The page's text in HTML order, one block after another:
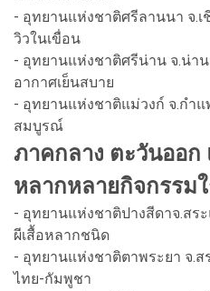
- อุทยานแห่งชาติศรีลานนา จ.เ
วิวในเขื่อน
- อุทยานแห่งชาติศรีน่าน จ.น่า
อากาศเย็นสบาย
- อุทยานแห่งชาติแม่วงก์ จ.กำ
สมบูรณ์
ภาคกลาง ตะวันออก
หลากหลายกิจกรรม
- อุทยานแห่งชาติปางสีดาจ.สร
ผีเสื้อหลากชนิด
- อุทยานแห่งชาติตาพระยา จ.
ไทย-กัมพูชา